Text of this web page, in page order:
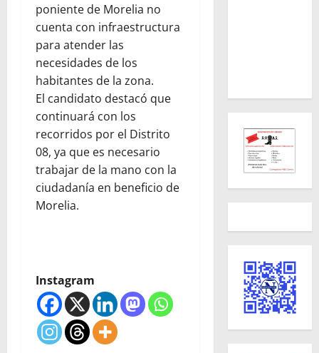
poniente de Morelia no
cuenta con infraestructura
para atender las
necesidades de los
habitantes de la zona.
El candidato destacó que
continuará con los
recorridos por el Distrito
08, ya que es necesario
trabajar de la mano con la
ciudadanía en beneficio de
Morelia.
Instagram